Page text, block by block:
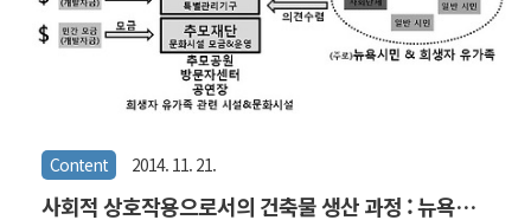
Content 2014. 11. 21.
사회적 상호작용으로서의 건축물 생산 과정 : 뉴욕의